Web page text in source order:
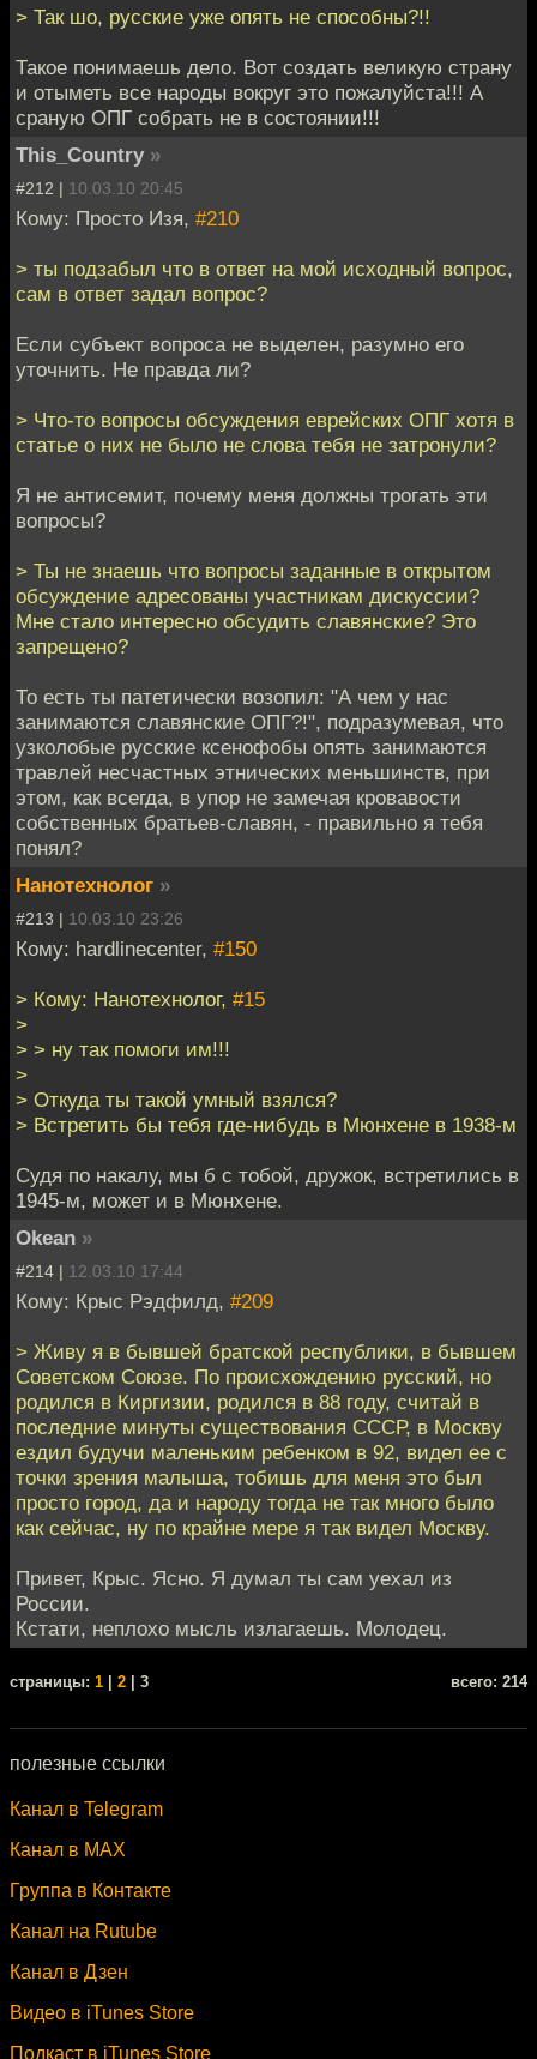
> Так шо, русские уже опять не способны?!!
Такое понимаешь дело. Вот создать великую страну
и отыметь все народы вокруг это пожалуйста!!! А
сраную ОПГ собрать не в состоянии!!!
This_Country »
#212 | 10.03.10 20:45
Кому: Просто Изя, #210
> ты подзабыл что в ответ на мой исходный вопрос,
сам в ответ задал вопрос?
Если субъект вопроса не выделен, разумно его
уточнить. Не правда ли?
> Что-то вопросы обсуждения еврейских ОПГ хотя в
статье о них не было не слова тебя не затронули?
Я не антисемит, почему меня должны трогать эти
вопросы?
> Ты не знаешь что вопросы заданные в открытом
обсуждение адресованы участникам дискуссии?
Мне стало интересно обсудить славянские? Это
запрещено?
То есть ты патетически возопил: "А чем у нас
занимаются славянские ОПГ?!", подразумевая, что
узколобые русские ксенофобы опять занимаются
травлей несчастных этнических меньшинств, при
этом, как всегда, в упор не замечая кровавости
собственных братьев-славян, - правильно я тебя
понял?
Нанотехнолог »
#213 | 10.03.10 23:26
Кому: hardlinecenter, #150
> Кому: Нанотехнолог, #15
>
> > ну так помоги им!!!
>
> Откуда ты такой умный взялся?
> Встретить бы тебя где-нибудь в Мюнхене в 1938-м
Судя по накалу, мы б с тобой, дружок, встретились в
1945-м, может и в Мюнхене.
Okean »
#214 | 12.03.10 17:44
Кому: Крыс Рэдфилд, #209
> Живу я в бывшей братской республики, в бывшем
Советском Союзе. По происхождению русский, но
родился в Киргизии, родился в 88 году, считай в
последние минуты существования СССР, в Москву
ездил будучи маленьким ребенком в 92, видел ее с
точки зрения малыша, тобишь для меня это был
просто город, да и народу тогда не так много было
как сейчас, ну по крайне мере я так видел Москву.
Привет, Крыс. Ясно. Я думал ты сам уехал из
России.
Кстати, неплохо мысль излагаешь. Молодец.
cтраницы: 1 2 | 3 всего: 214
полезные ссылки
Канал в Telegram
Канал в MAX
Группа в Контакте
Канал на Rutube
Канал в Дзен
Видео в iTunes Store
Подкаст в iTunes Store